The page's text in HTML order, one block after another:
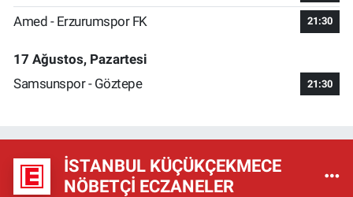
Amed - Erzurumspor FK 21:30
17 Ağustos, Pazartesi
Samsunspor - Göztepe
21:30
İSTANBUL KÜÇÜKÇEKMECE
NÖBETÇI ECZANELER